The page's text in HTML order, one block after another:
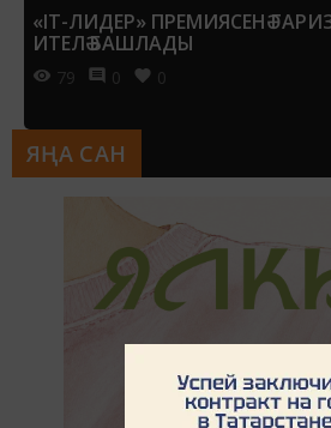
«IT-ЛИДЕР» ПРЕМИЯСЕНӘ
ИТЕЛӘ БАШЛАДЫ
79 0 0
ЯҢА САН